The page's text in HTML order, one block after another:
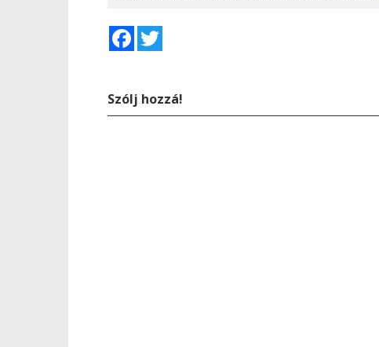
Facebook
Szólj hozzá!